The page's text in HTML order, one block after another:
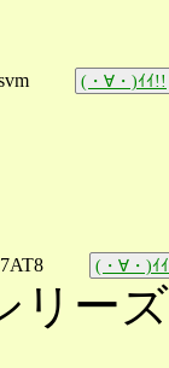
(・∀・)ｲｲ!!
(・∀・)ｲ
リー